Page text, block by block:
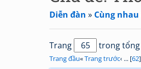
Diễn đàn » Cùng
Trang trong tổng
Trang đầu«Trang trước‹ ... [62